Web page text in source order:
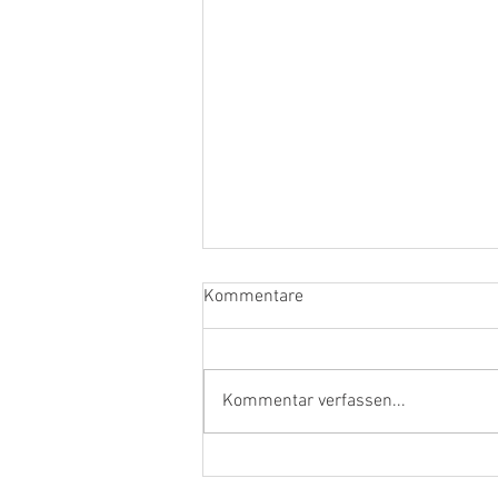
June with a bang
Kommentare
Kommentar verfassen...